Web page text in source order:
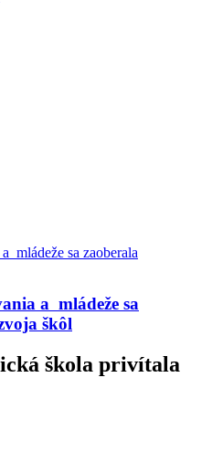
a mládeže sa
škôl
škola privítala